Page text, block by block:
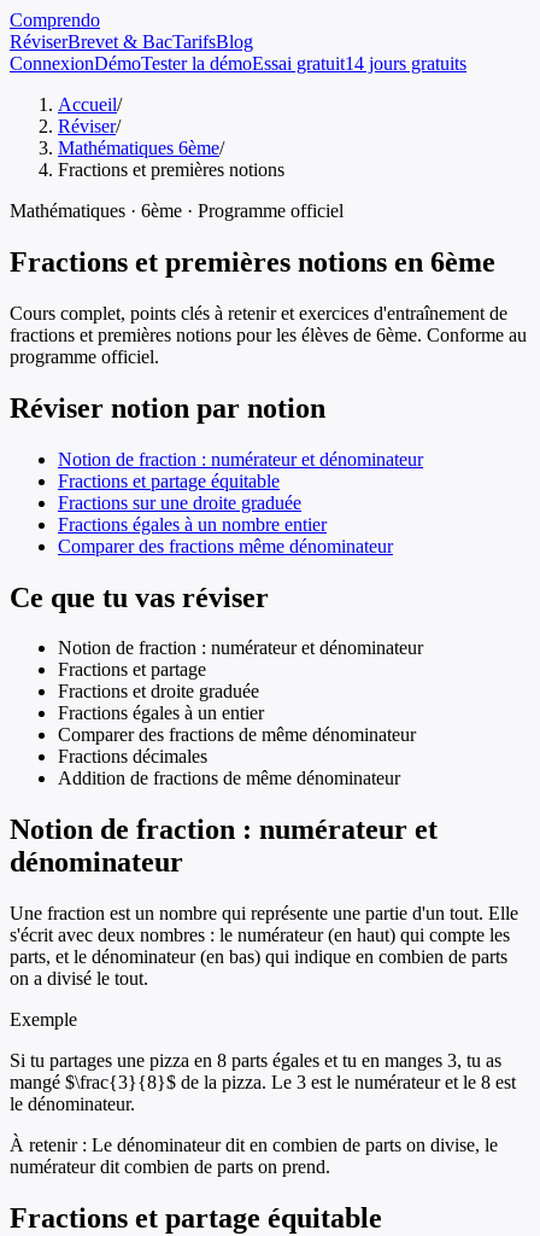
Comprendo
RéviserBrevet & BacTarifsBlog
ConnexionDémoTester la démoEssai gratuit14 jours gratuits
Accueil/
Réviser/
Mathématiques 6ème/
Fractions et premières notions
Mathématiques · 6ème · Programme officiel
Fractions et premières notions en 6ème
Cours complet, points clés à retenir et exercices d'entraînement de
fractions et premières notions pour les élèves de 6ème. Conforme au
programme officiel.
Réviser notion par notion
Notion de fraction : numérateur et dénominateur
Fractions et partage équitable
Fractions sur une droite graduée
Fractions égales à un nombre entier
Comparer des fractions même dénominateur
Ce que tu vas réviser
Notion de fraction : numérateur et dénominateur
Fractions et partage
Fractions et droite graduée
Fractions égales à un entier
Comparer des fractions de même dénominateur
Fractions décimales
Addition de fractions de même dénominateur
Notion de fraction : numérateur et
dénominateur
Une fraction est un nombre qui représente une partie d'un tout. Elle
s'écrit avec deux nombres : le numérateur (en haut) qui compte les
parts, et le dénominateur (en bas) qui indique en combien de parts
on a divisé le tout.
Exemple
Si tu partages une pizza en 8 parts égales et tu en manges 3, tu as
mangé $\frac{3}{8}$ de la pizza. Le 3 est le numérateur et le 8 est
le dénominateur.
À retenir : Le dénominateur dit en combien de parts on divise, le
numérateur dit combien de parts on prend.
Fractions et partage équitable